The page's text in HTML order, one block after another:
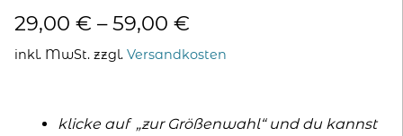
29,00 € –59,00 €
inkl. MwSt. zzgl. Versandkosten
klicke auf „zur Größenwahl“ und du kannst